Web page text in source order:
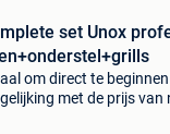
set Unox
om direct te
met de prijs van